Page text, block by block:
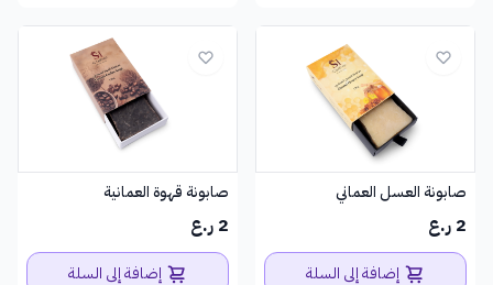
صابونة العسل العماني
2 ر.ع
إضافة إلى السلة
صابونة قهوة العمانية
2 ر.ع
إضافة إلى السلة